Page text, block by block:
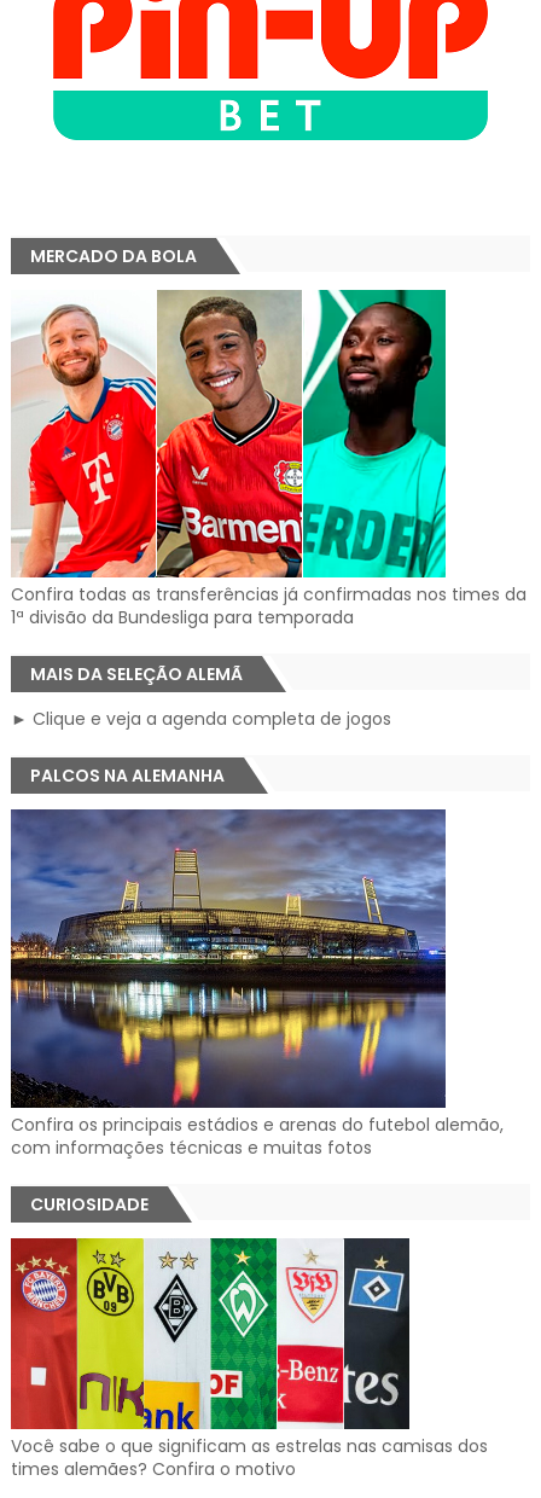
MERCADO DA BOLA
Confira todas as transferências já confirmadas nos times da
1ª divisão da Bundesliga para temporada
MAIS DA SELEÇÃO ALEMÃ
► Clique e veja a agenda completa de jogos
PALCOS NA ALEMANHA
Confira os principais estádios e arenas do futebol alemão,
com informações técnicas e muitas fotos
CURIOSIDADE
Você sabe o que significam as estrelas nas camisas dos
times alemães? Confira o motivo